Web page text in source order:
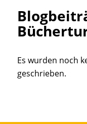
Es wurden noch
geschrieben.